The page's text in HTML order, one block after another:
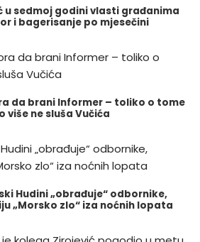
u sedmoj godini vlasti građanima
i bagerisanje po mjesečini
da brani Informer – toliko o tome
više ne sluša Vučića
Hudini „obrađuje“ odbornike,
„Morsko zlo“ iza noćnih lopata